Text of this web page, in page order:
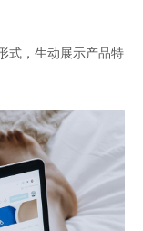
式，生动展示产品特